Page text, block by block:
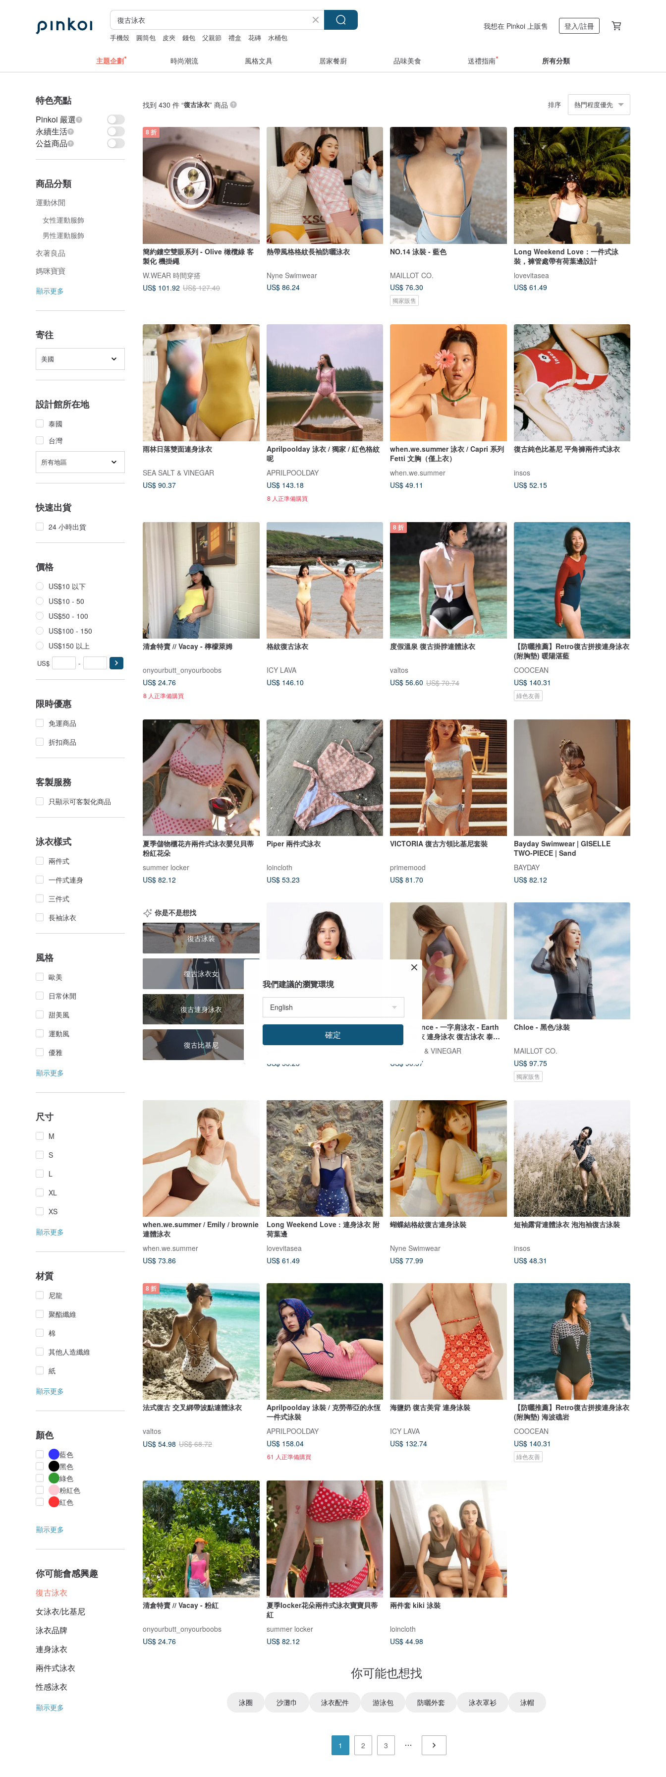
手機殼 圓筒包 皮夾 錢包 父親節 禮盒 花磚 水桶包
我想在 Pinkoi 上販售 登入/註冊
主題企劃 時尚潮流 風格文具 居家餐廚 品味美食 送禮指南 所有分類
特色亮點
Pinkoi 嚴選
永續生活
公益商品
商品分類
運動休閒
女性運動服飾
男性運動服飾
衣著良品
媽咪寶寶
顯示更多
寄往
美國
設計館所在地
泰國
台灣
所有地區
快速出貨
24 小時出貨
價格
US$10 以下
US$10 - 50
US$50 - 100
US$100 - 150
US$150 以上
US$ -
限時優惠
免運商品
折扣商品
客製服務
只顯示可客製化商品
泳衣樣式
兩件式
一件式連身
三件式
長袖泳衣
風格
歐美
日常休閒
甜美風
運動風
優雅
顯示更多
尺寸
M
S
L
XL
XS
顯示更多
材質
尼龍
聚酯纖維
棉
其他人造纖維
紙
顯示更多
顏色
藍色
黑色
綠色
粉紅色
紅色
顯示更多
你可能會感興趣
復古泳衣
女泳衣/比基尼
泳衣品牌
連身泳衣
兩件式泳衣
性感泳衣
顯示更多
找到 430 件 “復古泳衣” 商品 排序 熱門程度優先
8 折
簡約鏤空雙眼系列 - Olive 橄欖綠 客
製化 機掛繩
W.WEAR 時間穿搭
US$ 101.92 US$ 127.40
熱帶風格格紋長袖防曬泳衣
Nyne Swimwear
US$ 86.24
NO.14 泳裝 - 藍色
MAILLOT CO.
US$ 76.30
獨家販售
Long Weekend Love：一件式泳
裝，褲管處帶有荷葉邊設計
lovevitasea
US$ 61.49
雨林日落雙面連身泳衣
SEA SALT & VINEGAR
US$ 90.37
Aprilpoolday 泳衣 / 獨家 / 紅色格紋
呢
APRILPOOLDAY
US$ 143.18
8 人正準備購買
when.we.summer 泳衣 / Capri 系列
Fetti 文胸（僅上衣）
when.we.summer
US$ 49.11
復古純色比基尼 平角褲兩件式泳衣
insos
US$ 52.15
清倉特賣 // Vacay - 檸檬萊姆
onyourbutt_onyourboobs
US$ 24.76
8 人正準備購買
格紋復古泳衣
ICY LAVA
US$ 146.10
8 折
度假溫泉 復古掛脖連體泳衣
valtos
US$ 56.60 US$ 70.74
【防曬推薦】Retro復古拼接連身泳衣
(附胸墊) 暖陽湛藍
COOCEAN
US$ 140.31
綠色友善
夏季儲物櫃花卉兩件式泳衣嬰兒貝蒂
粉紅花朵
summer locker
US$ 82.12
Piper 兩件式泳衣
loincloth
US$ 53.23
VICTORIA 復古方領比基尼套裝
primemood
US$ 81.70
Bayday Swimwear | GISELLE
TWO-PIECE | Sand
BAYDAY
US$ 82.12
你是不是想找
復古泳裝
復古泳衣女
復古連身泳衣
復古比基尼
FIORI 油桃短泳衣
US$ 53.23
The Essence - 一字肩泳衣 - Earth
一字肩泳衣 連身泳衣 復古泳衣 泰國
泳衣
SEA SALT & VINEGAR
US$ 90.37
Chloe - 黑色/泳裝
MAILLOT CO.
US$ 97.75
獨家販售
when.we.summer / Emily / brownie
連體泳衣
when.we.summer
US$ 73.86
Long Weekend Love : 連身泳衣 附
荷葉邊
lovevitasea
US$ 61.49
蝴蝶結格紋復古連身泳裝
Nyne Swimwear
US$ 77.99
短袖露背連體泳衣 泡泡袖復古泳裝
insos
US$ 48.31
8 折
法式復古 交叉綁帶波點連體泳衣
valtos
US$ 54.98 US$ 68.72
Aprilpoolday 泳裝 / 克勞蒂亞的永恆
一件式泳裝
APRILPOOLDAY
US$ 158.04
61 人正準備購買
海鹽奶 復古美背 連身泳裝
ICY LAVA
US$ 132.74
【防曬推薦】Retro復古拼接連身泳衣
(附胸墊) 海波礁岩
COOCEAN
US$ 140.31
綠色友善
清倉特賣 // Vacay - 粉紅
onyourbutt_onyourboobs
US$ 24.76
夏季locker花朵兩件式泳衣寶寶貝蒂
紅
summer locker
US$ 82.12
兩件套 kiki 泳裝
loincloth
US$ 44.98
你可能也想找
泳圈 沙灘巾 泳衣配件 游泳包 防曬外套 泳衣罩衫 泳帽
1 2 3
我們建議的瀏覽環境
確定